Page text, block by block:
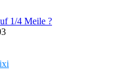
1/4 Meile ?